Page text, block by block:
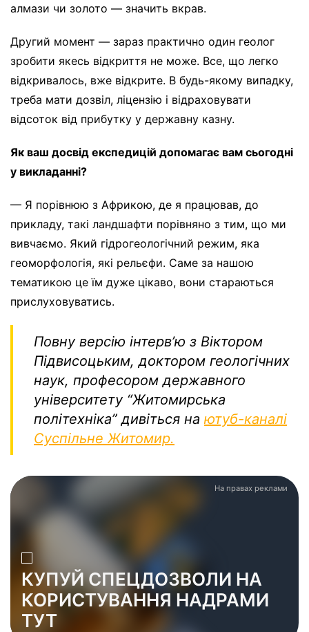
алмази чи золото — значить вкрав.
Другий момент — зараз практично один геолог
зробити якесь відкриття не може. Все, що легко
відкривалось, вже відкрите. В будь-якому випадку,
треба мати дозвіл, ліцензію і відраховувати
відсоток від прибутку у державну казну.
Як ваш досвід експедицій допомагає вам сьогодні
у викладанні?
— Я порівнюю з Африкою, де я працював, до
прикладу, такі ландшафти порівняно з тим, що ми
вивчаємо. Який гідрогеологічний режим, яка
геоморфологія, які рельєфи. Саме за нашою
тематикою це їм дуже цікаво, вони стараються
прислуховуватись.
Повну версію інтерв’ю з Віктором
Підвисоцьким, доктором геологічних
наук, професором державного
університету “Житомирська
політехніка” дивіться на ютуб-каналі
Суспільне Житомир.
На правах реклами
КУПУЙ СПЕЦДОЗВОЛИ НА
КОРИСТУВАННЯ НАДРАМИ
ТУТ